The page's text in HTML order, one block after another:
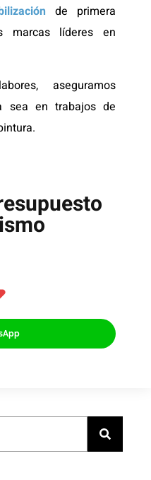
de primera
marcas líderes en
aseguramos
sea en trabajos de